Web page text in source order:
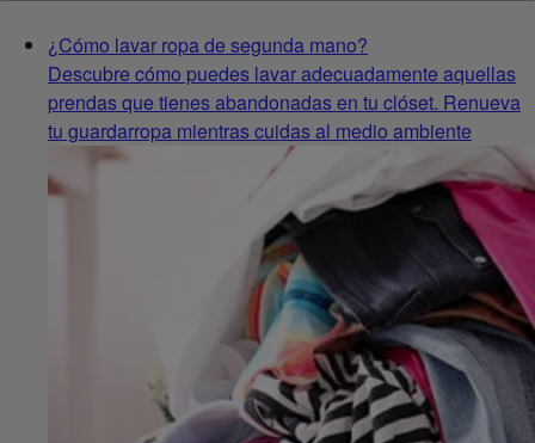
¿Cómo lavar ropa de segunda mano?
Descubre cómo puedes lavar adecuadamente aquellas
prendas que tienes abandonadas en tu clóset. Renueva
tu guardarropa mientras cuidas al medio ambiente